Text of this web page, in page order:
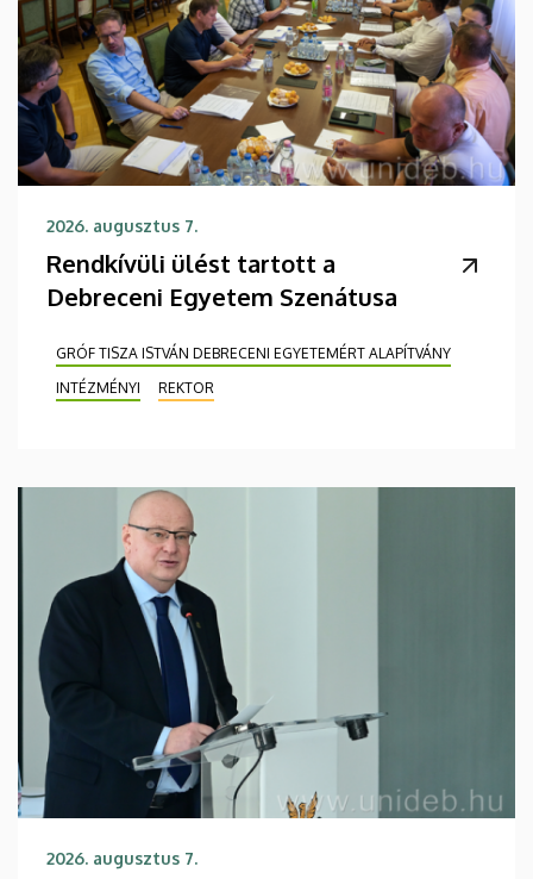
2026. augusztus 7.
Rendkívüli ülést tartott a
Debreceni Egyetem Szenátusa
GRÓF TISZA ISTVÁN DEBRECENI EGYETEMÉRT ALAPÍTVÁNY
INTÉZMÉNYI
REKTOR
2026. augusztus 7.